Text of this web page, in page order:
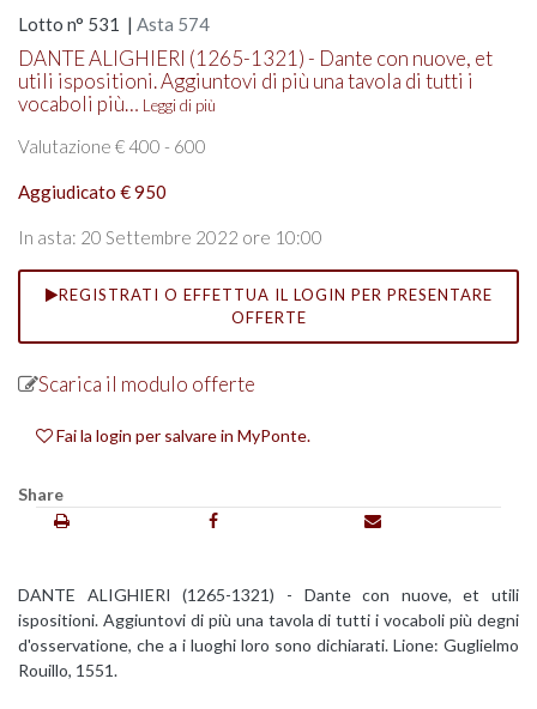
Lotto n° 531 | Asta 574
DANTE ALIGHIERI (1265-1321) - Dante con nuove, et
utili ispositioni. Aggiuntovi di più una tavola di tutti i
vocaboli più… Leggi di più
Valutazione € 400 - 600
Aggiudicato € 950
In asta: 20 Settembre 2022 ore 10:00
REGISTRATI O EFFETTUA IL LOGIN PER PRESENTARE
OFFERTE
Scarica il modulo offerte
Fai la login per salvare in MyPonte.
Share
DANTE ALIGHIERI (1265-1321) - Dante con nuove, et utili
ispositioni. Aggiuntovi di più una tavola di tutti i vocaboli più degni
d'osservatione, che a i luoghi loro sono dichiarati. Lione: Guglielmo
Rouillo, 1551.